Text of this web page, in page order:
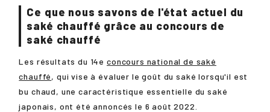
Ce que nous savons de l'état actuel du
saké chauffé grâce au concours de
saké chauffé
Les résultats du 14e concours national de saké
chauffé, qui vise à évaluer le goût du saké lorsqu'il est
bu chaud, une caractéristique essentielle du saké
japonais, ont été annoncés le 6 août 2022.